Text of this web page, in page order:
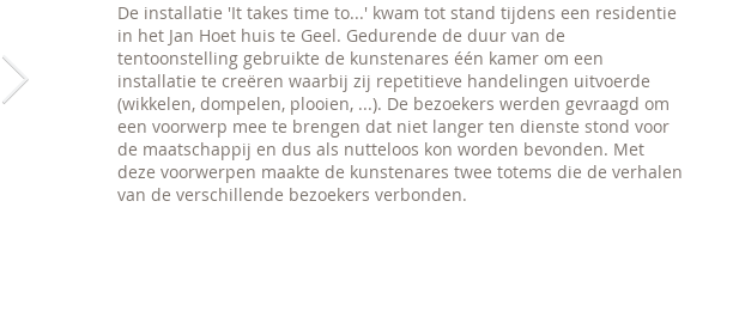
De installatie 'It takes time to...' kwam tot stand tijdens een residentie
in het Jan Hoet huis te Geel. Gedurende de duur van de
tentoonstelling gebruikte de kunstenares één kamer om een
installatie te creëren waarbij zij repetitieve handelingen uitvoerde
(wikkelen, dompelen, plooien, ...). De bezoekers werden gevraagd om
een voorwerp mee te brengen dat niet langer ten dienste stond voor
de maatschappij en dus als nutteloos kon worden bevonden. Met
deze voorwerpen maakte de kunstenares twee totems die de verhalen
van de verschillende bezoekers verbonden.